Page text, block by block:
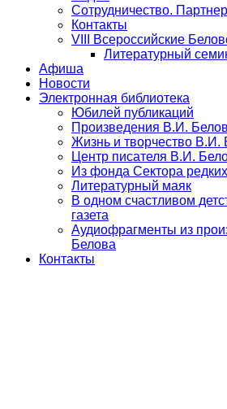
Сотрудничество.
Контакты
VIII Всероссийские
Литературный
Афиша
Новости
Электронная библиотека
Юбилей публикаций
Произведения В.И.
Жизнь и творчество В.И.
Центр писателя В.И.
Из фонда Сектора
Литературный маяк
В одном счастливом
газета
Аудиофрагменты из
Белова
Контакты